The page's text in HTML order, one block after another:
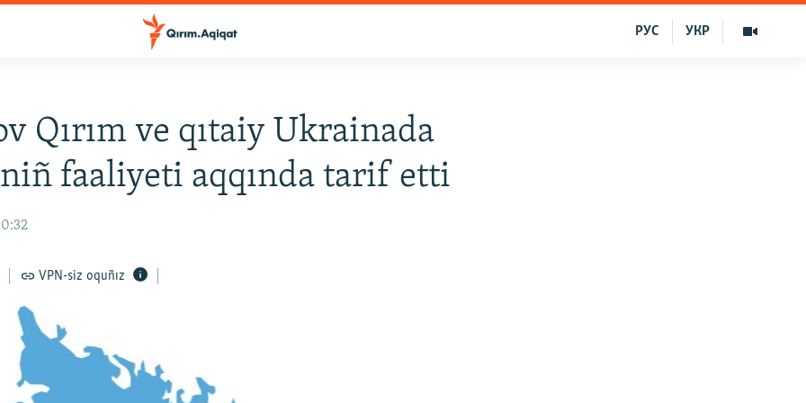
УКР
РУС
Qırım ve qıtaiy Ukrainada
faaliyeti aqqında tarif etti
VPN-siz oquñız